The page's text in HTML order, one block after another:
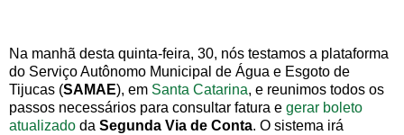
Na manhã desta quinta-feira, 30, nós testamos a plataforma
do Serviço Autônomo Municipal de Água e Esgoto de
Tijucas (SAMAE), em Santa Catarina, e reunimos todos os
passos necessários para consultar fatura e gerar boleto
atualizado da Segunda Via de Conta. O sistema irá